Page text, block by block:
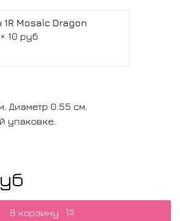
1R Mosaic Dragon
10 руб
Диаметр 0.55 см.
упаковке.
В корзину